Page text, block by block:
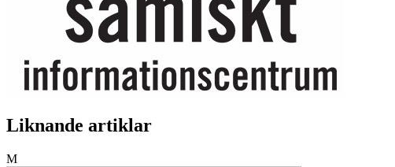
Liknande artiklar
M